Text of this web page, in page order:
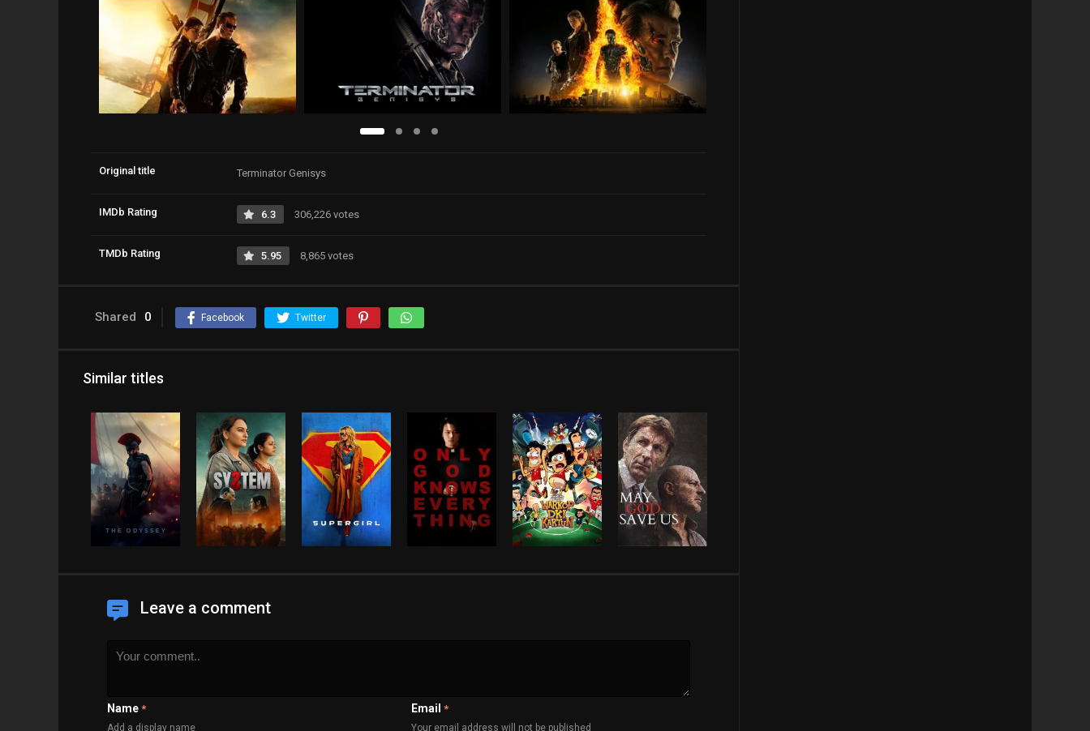
Original title Terminator Genisys
IMDb Rating 6.3 306,226 votes
TMDb Rating 5.95 8,865 votes
Shared 0 Facebook Twitter
Similar titles
Leave a comment
Name *
Add a display name
Email *
Your email address will not be published